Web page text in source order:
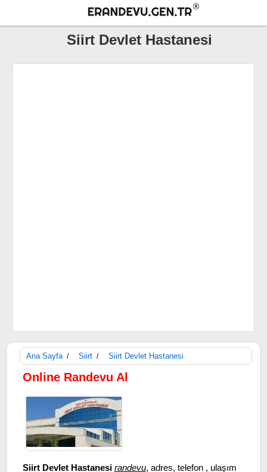
Siirt Devlet Hastanesi
Ana Sayfa / Siirt / Siirt Devlet Hastanesi
Online Randevu Al
Siirt Devlet Hastanesi randevu, adres, telefon , ulaşım